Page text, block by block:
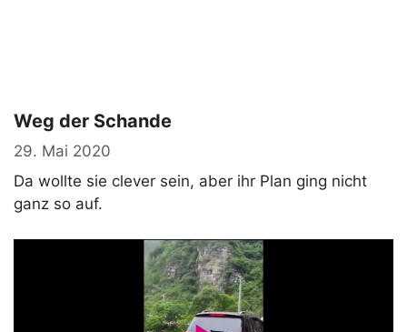
Weg der Schande
29. Mai 2020
Da wollte sie clever sein, aber ihr Plan ging nicht
ganz so auf.